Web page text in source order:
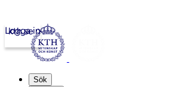
kth.se
Logga in
Sök